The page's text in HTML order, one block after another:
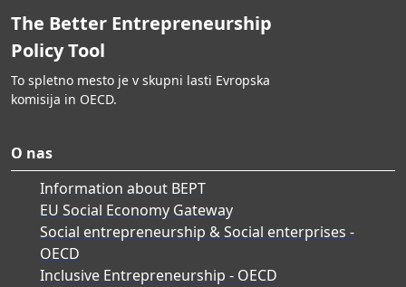
The Better Entrepreneurship
Policy Tool
To spletno mesto je v skupni lasti Evropska
komisija in OECD.
O nas
Information about BEPT
EU Social Economy Gateway
Social entrepreneurship & Social enterprises -
OECD
Inclusive Entrepreneurship - OECD